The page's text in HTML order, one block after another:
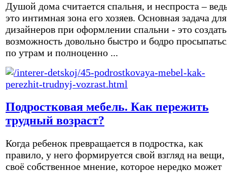
Душой дома считается спальня, и неспроста –
это интимная зона его хозяев. Основная задача для
дизайнеров при оформлении спальни - это создать
возможность довольно быстро и бодро
по утрам и полноценно ...
Подростковая мебель. Как пережить
трудный возраст?
Когда ребенок превращается в подростка, как
правило, у него формируется свой взгляд на вещи,
своё собственное мнение, которое нередко может